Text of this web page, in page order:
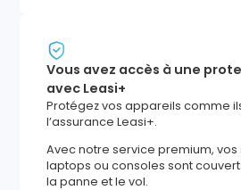
Vous avez accès à une
avec Leasi+
Protégez vos appareils comme
l’assurance Leasi+.
Avec notre service premium,
laptops ou consoles sont
la panne et le vol.